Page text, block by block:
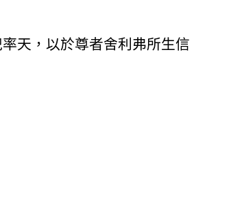
天，以於尊者舍利弗所生信